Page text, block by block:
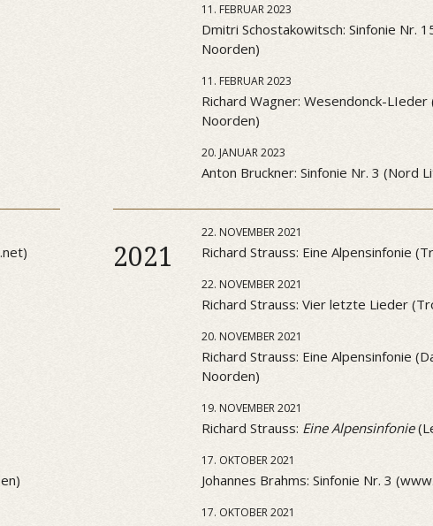
11. FEBRUAR 2023
Dmitri Schostakowitsch: Sinfonie Nr.
Noorden)
11. FEBRUAR 2023
Richard Wagner: Wesendonck-
Noorden)
20. JANUAR 2023
Anton Bruckner: Sinfonie Nr. 3 (Nord
2021
22. NOVEMBER 2021
Richard Strauss: Eine Alpensinfonie
22. NOVEMBER 2021
Richard Strauss: Vier letzte Lieder
20. NOVEMBER 2021
Richard Strauss: Eine Alpensinfonie
Noorden)
19. NOVEMBER 2021
Richard Strauss: Eine Alpensinfonie
17. OKTOBER 2021
Johannes Brahms: Sinfonie Nr. 3
17. OKTOBER 2021